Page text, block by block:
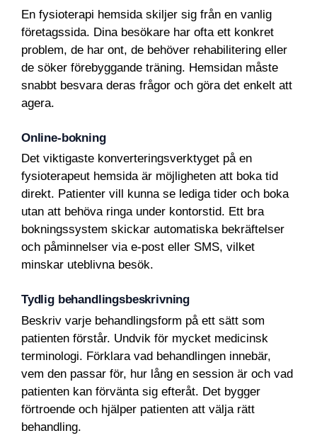
En fysioterapi hemsida skiljer sig från en vanlig
företagssida. Dina besökare har ofta ett konkret
problem, de har ont, de behöver rehabilitering eller
de söker förebyggande träning. Hemsidan måste
snabbt besvara deras frågor och göra det enkelt att
agera.
Online-bokning
Det viktigaste konverteringsverktyget på en
fysioterapeut hemsida är möjligheten att boka tid
direkt. Patienter vill kunna se lediga tider och boka
utan att behöva ringa under kontorstid. Ett bra
bokningssystem skickar automatiska bekräftelser
och påminnelser via e-post eller SMS, vilket
minskar uteblivna besök.
Tydlig behandlingsbeskrivning
Beskriv varje behandlingsform på ett sätt som
patienten förstår. Undvik för mycket medicinsk
terminologi. Förklara vad behandlingen innebär,
vem den passar för, hur lång en session är och vad
patienten kan förvänta sig efteråt. Det bygger
förtroende och hjälper patienten att välja rätt
behandling.